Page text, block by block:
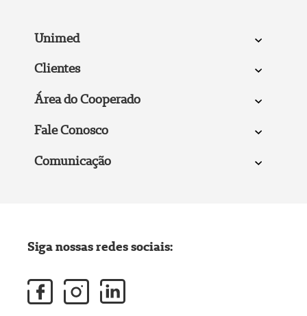
Unimed
Clientes
Área do Cooperado
Fale Conosco
Comunicação
Siga nossas redes sociais: